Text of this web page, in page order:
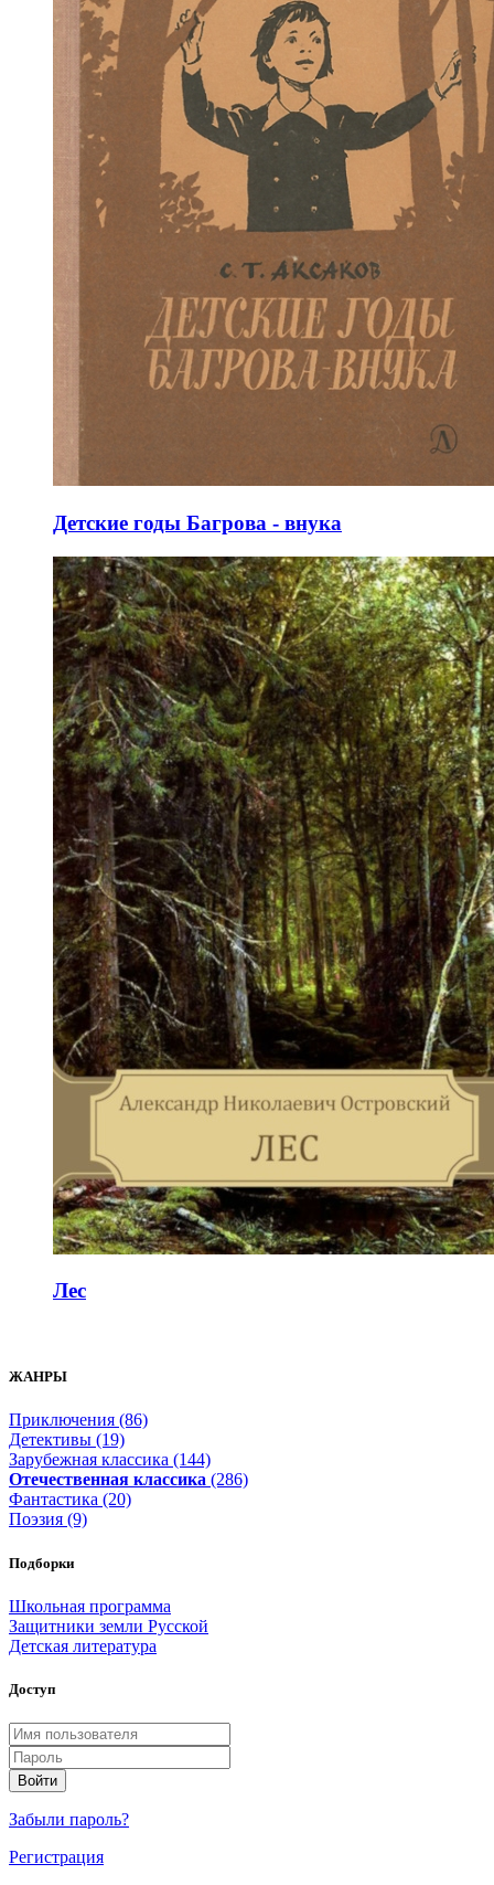
Детские годы Багрова - внука
Лес
ЖАНРЫ
Приключения (86)
Детективы (19)
Зарубежная классика (144)
Отечественная классика (286)
Фантастика (20)
Поэзия (9)
Подборки
Школьная программа
Защитники земли Русской
Детская литература
Доступ
Войти
Забыли пароль?
Регистрация